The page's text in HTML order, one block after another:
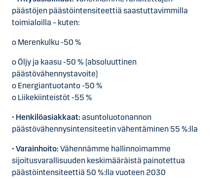
päästöjen päästöintensiteettiä saastuttavimmilla
toimialoilla – kuten:
o Merenkulku -50 %
o Öljy ja kaasu -50 % (absoluuttinen
päästövähennystavoite)
o Energiantuotanto -50 %
o Liikekiinteistöt -55 %
• Henkilöasiakkaat: asuntoluotonannon
päästövähennysintensiteetin vähentäminen 55 %:lla
• Varainhoito: Vähennämme hallinnoimamme
sijoitusvarallisuuden keskimääräistä painotettua
päästöintensiteettiä 50 %:lla vuoteen 2030